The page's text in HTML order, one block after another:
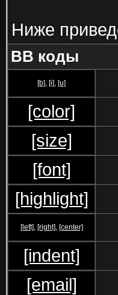
Ниже
BB коды
[b], [i], [u]
[color]
[size]
[font]
[highlight]
[left], [right], [center]
[indent]
[email]